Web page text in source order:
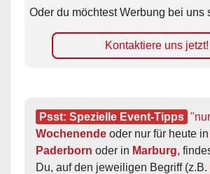
Oder du möchtest Werbung bei uns
Kontaktiere uns jetzt!
Psst: Spezielle Event-Tipps
Wochenende oder nur für heute in
Paderborn oder in Marburg,
Du, auf den jeweiligen Begriff (z.B.